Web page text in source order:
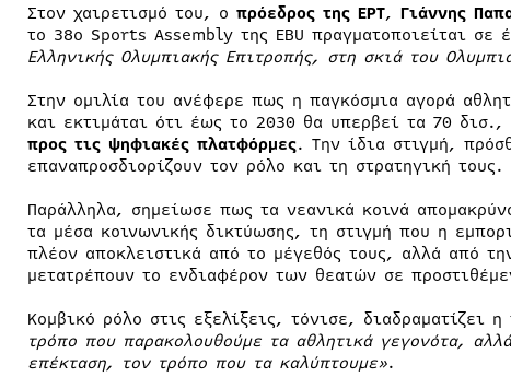
Στον χαιρετισμό του, ο πρόεδρος της ΕΡΤ, Γιάννης
το 38ο Sports Assembly της EBU πραγματοποιείται σε
Ελληνικής Ολυμπιακής Επιτροπής, στη σκιά του
Στην ομιλία του ανέφερε πως η παγκόσμια αγορά
και εκτιμάται ότι έως το 2030 θα υπερβεί τα 70 δισ.,
προς τις ψηφιακές πλατφόρμες. Την ίδια στιγμή,
επαναπροσδιορίζουν τον ρόλο και τη στρατηγική τους.
Παράλληλα, σημείωσε πως τα νεανικά κοινά
τα μέσα κοινωνικής δικτύωσης, τη στιγμή που η
πλέον αποκλειστικά από το μέγεθός τους, αλλά από
μετατρέπουν το ενδιαφέρον των θεατών σε
Κομβικό ρόλο στις εξελίξεις, τόνισε, διαδραματίζει
τρόπο που παρακολουθούμε τα αθλητικά γεγονότα,
επέκταση, τον τρόπο που τα καλύπτουμε».